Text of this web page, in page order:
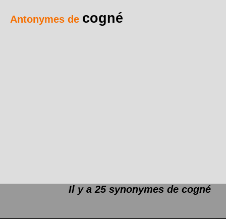
Antonymes de cogné
Il y a 25 synonymes de cogné